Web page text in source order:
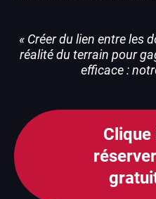
« Créer du lien entre les
réalité du terrain pour
efficace :